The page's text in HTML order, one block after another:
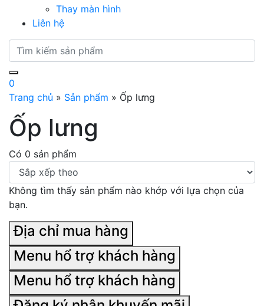
Thay màn hình
Liên hệ
0
Trang chủ » Sản phẩm » Ốp lưng
Ốp lưng
Có 0 sản phẩm
Không tìm thấy sản phẩm nào khớp với lựa chọn của
bạn.
Địa chỉ mua hàng
Menu hổ trợ khách hàng
Menu hổ trợ khách hàng